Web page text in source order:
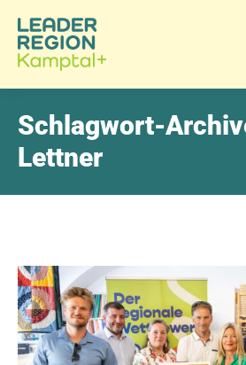
Schlagwort-
Lettner
> Beitrag als PDF anzeigen